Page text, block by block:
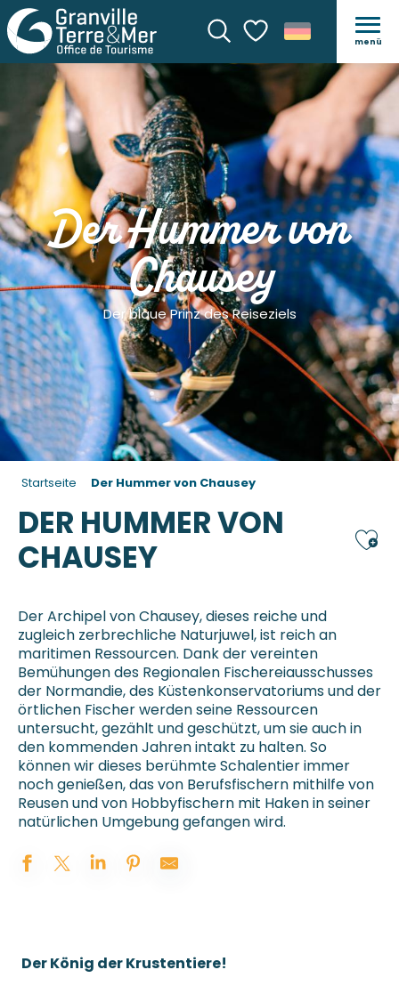
SucheVoir les favoris
menü
Der Hummer von
Chausey
Der blaue Prinz des Reiseziels
Startseite Der Hummer von Chausey
DER HUMMER VON
CHAUSEY
Der Archipel von Chausey, dieses reiche und
zugleich zerbrechliche Naturjuwel, ist reich an
maritimen Ressourcen. Dank der vereinten
Bemühungen des Regionalen Fischereiausschusses
der Normandie, des Küstenkonservatoriums und der
örtlichen Fischer werden seine Ressourcen
untersucht, gezählt und geschützt, um sie auch in
den kommenden Jahren intakt zu halten. So
können wir dieses berühmte Schalentier immer
noch genießen, das von Berufsfischern mithilfe von
Reusen und von Hobbyfischern mit Haken in seiner
natürlichen Umgebung gefangen wird.
Der König der Krustentiere!